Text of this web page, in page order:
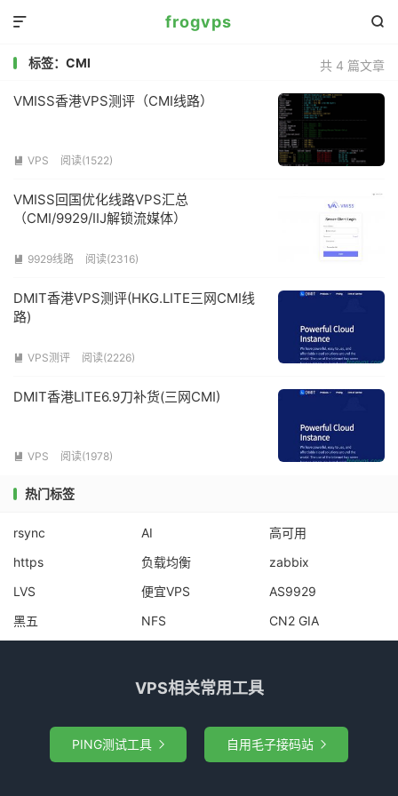
frogvps 

共 4 篇文章
标签：CMI
VMISS香港VPS测评（CMI线路）
 VPS 阅读(1522)
VMISS回国优化线路VPS汇总
（CMI/9929/IIJ解锁流媒体）
 9929线路 阅读(2316)
DMIT香港VPS测评(HKG.LITE三网CMI线
路)
 VPS测评 阅读(2226)
DMIT香港LITE6.9刀补货(三网CMI)
 VPS 阅读(1978)
热门标签
rsync AI
高可用
https
负载均衡
zabbix
LVS
便宜VPS
AS9929
黑五
NFS CN2 GIA
VPS相关常用工具
PING测试工具  自用毛子接码站 